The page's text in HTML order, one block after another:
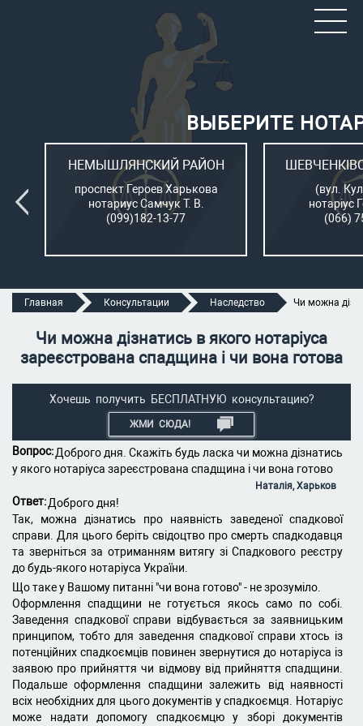
ВЫБЕРИТЕ
НЕМЫШЛЯНСКИЙ РАЙОН
проспект Героев Харькова
нотариус Самчук Т. В.
(099)182-13-77
(вул.
нотаріус
(066)
Главная Консультации Наследство Чи можна
Чи можна дізнатись в якого нотаріуса
зареєстрована спадщина і чи вона готова
Хочешь получить БЕСПЛАТНУЮ консультацию?
ЖМИ СЮДА!
Вопрос:Доброго дня. Скажіть будь ласка чи можна дізнатись
у якого нотаріуса зареєстрована спадщина і чи вона готово
Наталія, Харьков
Ответ:Доброго дня!
Так, можна дізнатись про наявність заведеної спадкової
справи. Для цього беріть свідоцтво про смерть спадкодавця
та зверніться за отриманням витягу зі Спадкового реєстру
до будь-якого нотаріуса України.
Що таке у Вашому питанні "чи вона готово" - не зрозуміло.
Оформлення спадщини не готується якось само по собі.
Заведення спадкової справи відбувається за заявницьким
принципом, тобто для заведення спадкової справи хтось із
потенційних спадкоємців повинен звернутися до нотаріуса із
заявою про прийняття чи відмову від прийняття спадщини.
Подальше оформлення спадщини залежить від наявності
всіх необхідних для цього документів у спадкоємця. Нотаріус
може надати допомогу спадкоємцю у зборі документів